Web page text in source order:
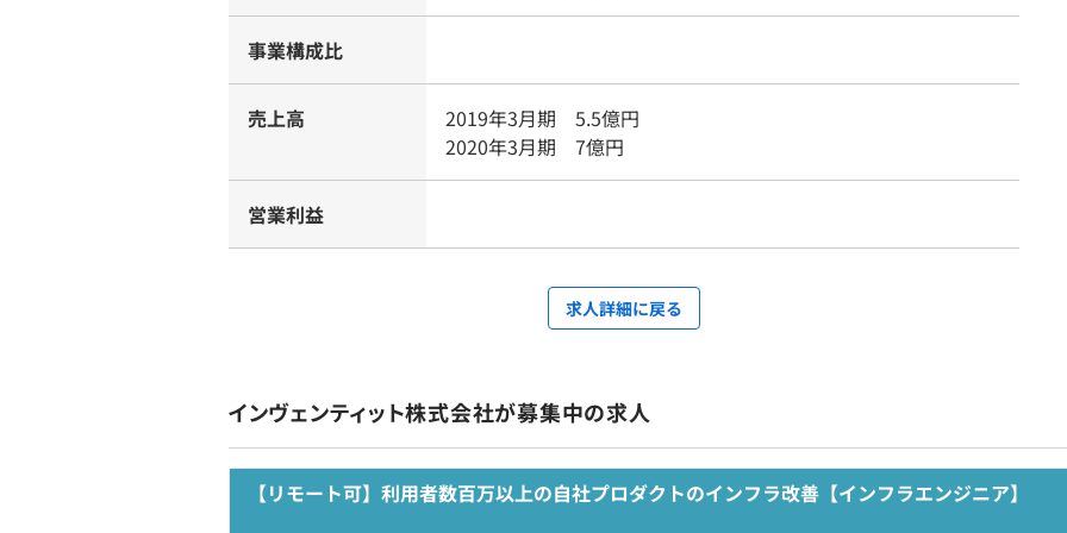
事業構成比
売上高
2019年3月期 5.5億円
2020年3月期 7億円
営業利益
求人詳細に戻る
インヴェンティット株式会社が募集中の求人
【リモート可】利用者数百万以上の自社プロダクトのインフラ改善【インフラエンジニア】